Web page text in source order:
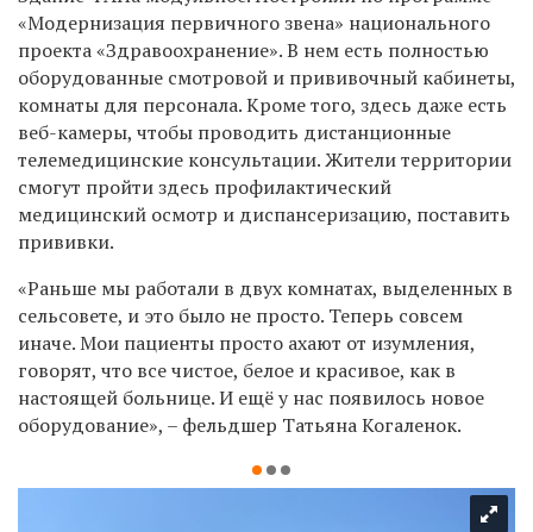
«Модернизация первичного звена» национального
проекта «Здравоохранение». В нем есть полностью
оборудованные смотровой и прививочный кабинеты,
комнаты для персонала. Кроме того, здесь даже есть
веб-камеры, чтобы проводить дистанционные
телемедицинские консультации. Жители территории
смогут пройти здесь профилактический
медицинский осмотр и диспансеризацию, поставить
прививки.
«Раньше мы работали в двух комнатах, выделенных в
сельсовете, и это было не просто. Теперь совсем
иначе. Мои пациенты просто ахают от изумления,
говорят, что все чистое, белое и красивое, как в
настоящей больнице. И ещё у нас появилось новое
оборудование», – фельдшер Татьяна Когаленок.